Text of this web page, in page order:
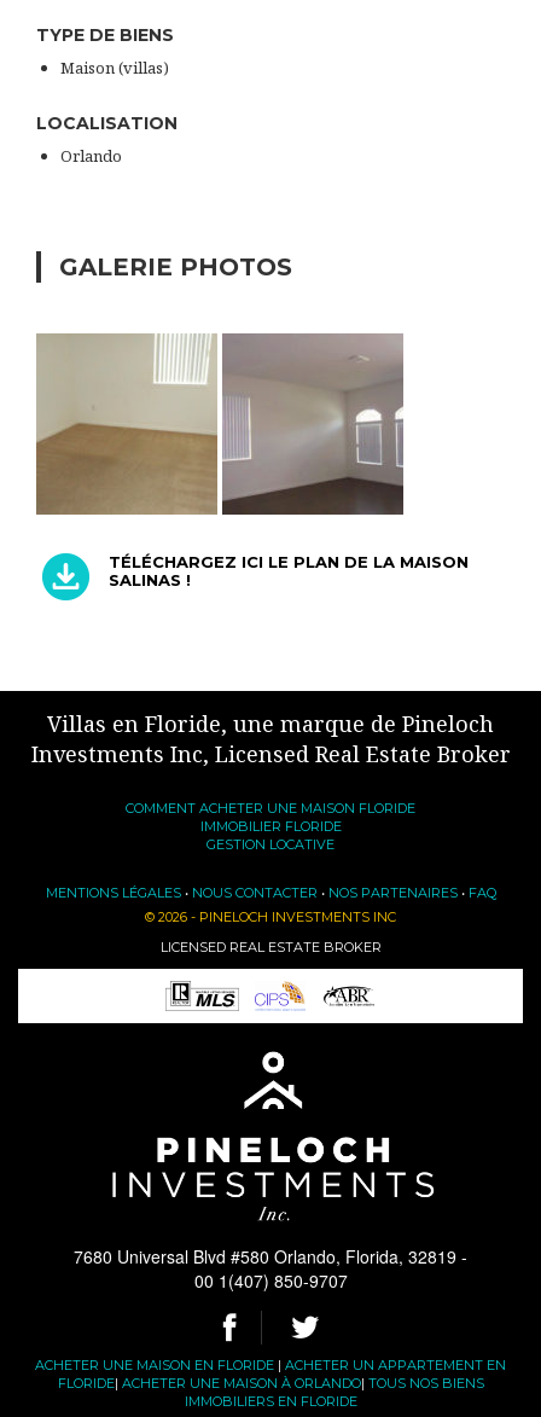
TYPE DE BIENS
Maison (villas)
LOCALISATION
Orlando
GALERIE PHOTOS
TÉLÉCHARGEZ ICI LE PLAN DE LA MAISON
SALINAS !
Villas en Floride, une marque de Pineloch
Investments Inc, Licensed Real Estate Broker
COMMENT ACHETER UNE MAISON FLORIDE
IMMOBILIER FLORIDE
GESTION LOCATIVE
MENTIONS LÉGALES• NOUS CONTACTER • NOS PARTENAIRES• FAQ
© 2026 - PINELOCH INVESTMENTS INC
LICENSED REAL ESTATE BROKER
7680 Universal Blvd #580 Orlando, Florida, 32819 -
00 1(407) 850-9707
ACHETER UNE MAISON EN FLORIDE | ACHETER UN APPARTEMENT EN
FLORIDE| ACHETER UNE MAISON À ORLANDO| TOUS NOS BIENS
IMMOBILIERS EN FLORIDE